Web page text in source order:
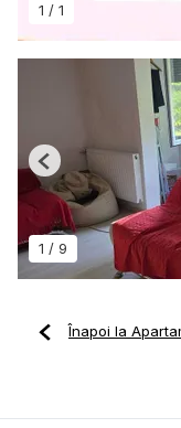
1 / 1
1 / 9
Previous
Înapoi la